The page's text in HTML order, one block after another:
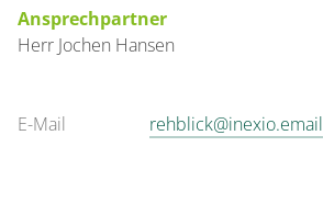
Ansprechpartner
Herr Jochen Hansen
E-Mail rehblick@inexio.email